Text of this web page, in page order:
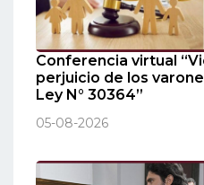
Conferencia virtual
perjuicio de los
Ley N° 30364”
05-08-2026